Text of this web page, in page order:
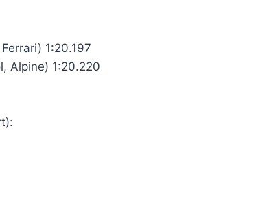
1:20.197
Alpine) 1:20.220